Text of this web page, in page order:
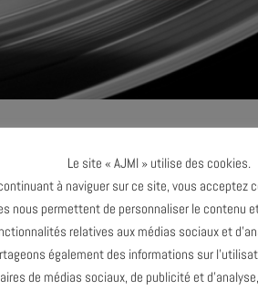
LABEL PABLO
voulu savoir sur le jazz !
& Bruno Levée
originaux
Le site « AJMI » utilise des cookies.
à naviguer sur ce site, vous acceptez
nous permettent de personnaliser le contenu
relatives aux médias sociaux et
également des informations sur
de médias sociaux, de publicité et